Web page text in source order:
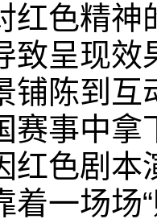
红色精
致呈现
铺陈到互
赛事中拿
红色剧
着一场场